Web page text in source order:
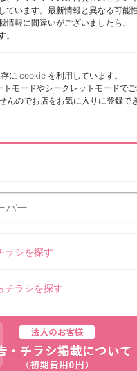
ています。最新情報と異なる可能
情報に間違いがございましたら、
。
に cookie を利用しています。
トモードやシークレットモードで
んのでお店をお気に入りに登録で
ラシを探す
チラシを探す